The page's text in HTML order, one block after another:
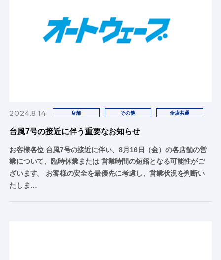
2024.8.14 店舗 その他 全店共通
台風7号の接近に伴う重要なお知らせ
お客様各位 台風7号の接近に伴い、8月16日（金）の各店舗の営
業について、臨時休業または 営業時間の短縮となる可能性がご
ざいます。 お客様の安全を最優先に考慮し、営業状況を判断い
たしま…